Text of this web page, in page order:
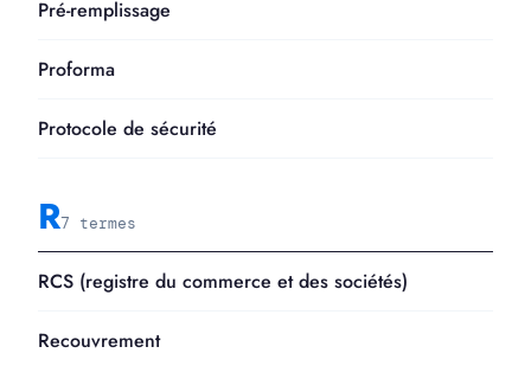
Pré-remplissage
Proforma
Protocole de sécurité
R7 termes
RCS (registre du commerce et des sociétés)
Recouvrement